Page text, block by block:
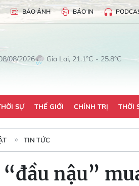
BÁO ẢNH BÁO IN
08/2026 Gia Lai, 21.1°C - 25.8°C
SỰ THẾ GIỚI CHÍNH TRỊ THỜI
TIN TỨC
“đầu nậu”